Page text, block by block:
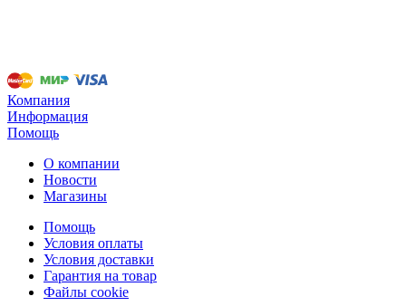
Компания
Информация
Помощь
О компании
Новости
Магазины
Помощь
Условия оплаты
Условия доставки
Гарантия на товар
Файлы cookie